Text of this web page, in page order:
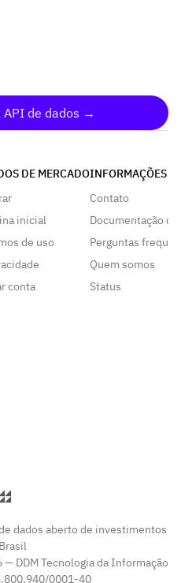
API de dados →
DE MERCADO
inicial
de uso
conta
INFORMAÇÕES
Contato
Documentação da
Perguntas
Quem somos
Status
dados aberto de investimentos
DDM Tecnologia da Informação
0001-40